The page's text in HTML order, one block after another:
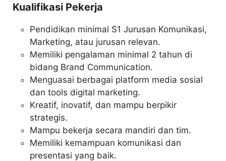
Kualifikasi Pekerja
Pendidikan minimal S1 Jurusan Komunikasi,
Marketing, atau jurusan relevan.
Memiliki pengalaman minimal 2 tahun di
bidang Brand Communication.
Menguasai berbagai platform media sosial
dan tools digital marketing.
Kreatif, inovatif, dan mampu berpikir
strategis.
Mampu bekerja secara mandiri dan tim.
Memiliki kemampuan komunikasi dan
presentasi yang baik.